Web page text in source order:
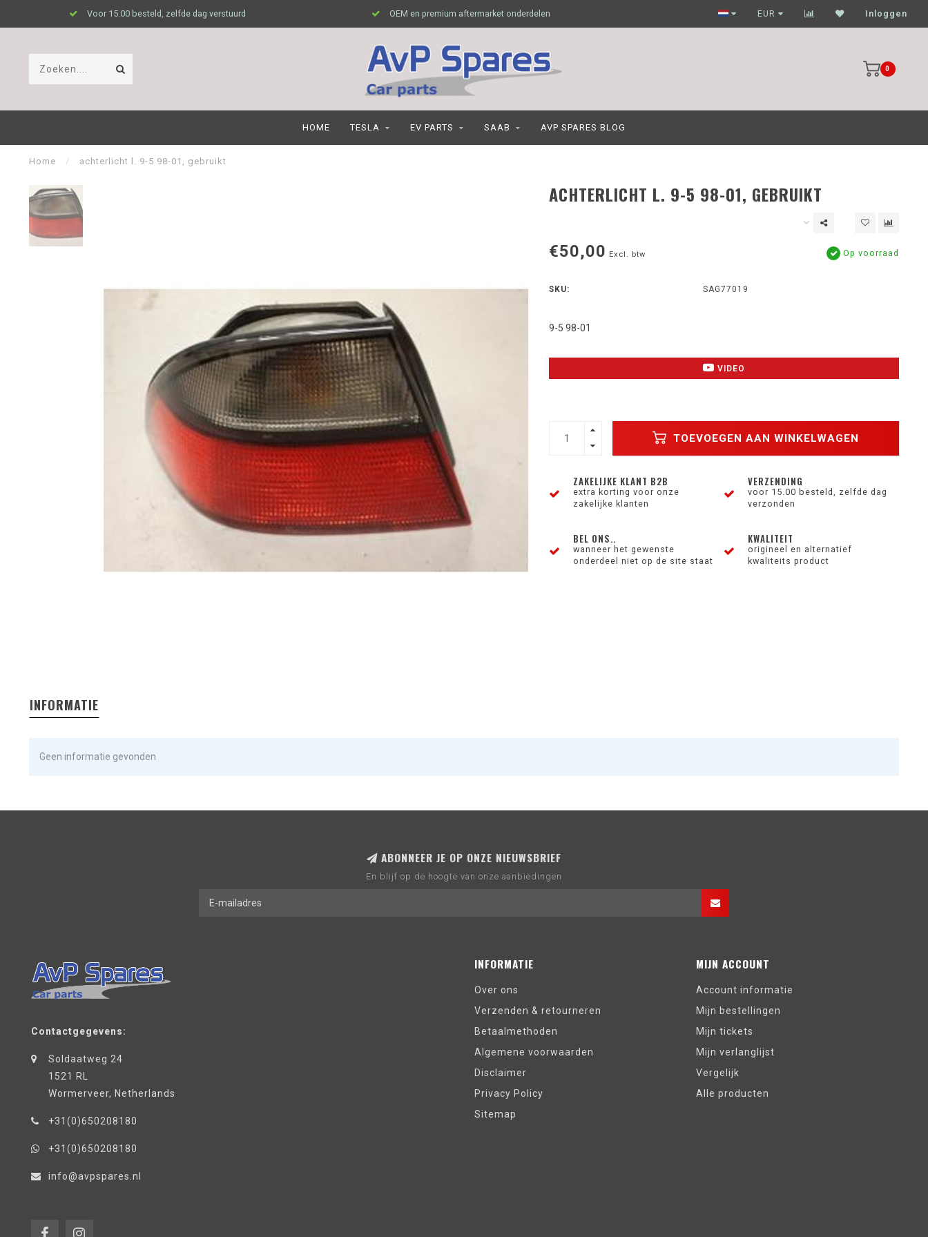
Voor 15.00 besteld, zelfde dag verstuurd OEM en premium aftermarket onderdelen Garagehouders nog scherpere prijzen
EUR Inloggen
0
HOME TESLA EV PARTS SAAB AVP SPARES BLOG
Home / achterlicht l. 9-5 98-01, gebruikt
ACHTERLICHT L. 9-5 98-01, GEBRUIKT
€50,00 Excl. btw Op voorraad
SKU: SAG77019
9-5 98-01
VIDEO
TOEVOEGEN AAN WINKELWAGEN
ZAKELIJKE KLANT B2B
extra korting voor onze
zakelijke klanten
VERZENDING
voor 15.00 besteld, zelfde dag
verzonden
BEL ONS..
wanneer het gewenste
onderdeel niet op de site staat
KWALITEIT
origineel en alternatief
kwaliteits product
INFORMATIE
Geen informatie gevonden
ABONNEER JE OP ONZE NIEUWSBRIEF
En blijf op de hoogte van onze aanbiedingen
Contactgegevens:
Soldaatweg 24
1521 RL
Wormerveer, Netherlands
+31(0)650208180
+31(0)650208180
info@avpspares.nl
INFORMATIE
Over ons
Verzenden & retourneren
Betaalmethoden
Algemene voorwaarden
Disclaimer
Privacy Policy
Sitemap
MIJN ACCOUNT
Account informatie
Mijn bestellingen
Mijn tickets
Mijn verlanglijst
Vergelijk
Alle producten